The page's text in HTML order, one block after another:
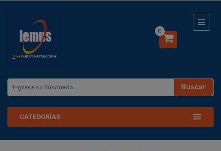
0
Buscar
CATEGORÍAS